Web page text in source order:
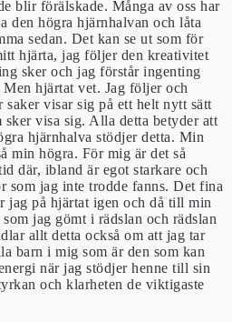
blir förälskade. Många av oss har
den högra hjärnhalvan och låta
sedan. Det kan se ut som för
hjärta, jag följer den kreativitet
sker och jag förstår ingenting
hjärtat vet. Jag följer och
visar sig på ett helt nytt sätt
sker visa sig. Alla detta betyder att
hjärnhalva stödjer detta. Min
min högra. För mig är det så
där, ibland är egot starkare och
som jag inte trodde fanns. Det fina
jag på hjärtat igen och då till min
jag gömt i rädslan och rädslan
allt detta också om att jag tar
barn i mig som är den som kan
när jag stödjer henne till sin
och klarheten de viktigaste